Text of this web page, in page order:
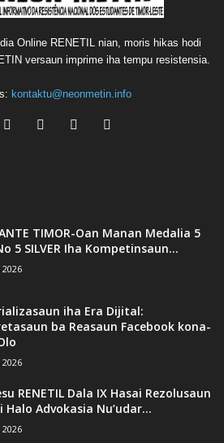
Online RENETIL nian, moris hikas hodi
versaun imprime iha tempu resistensia.
kontaktu@neonmetin.info
TIMOR-Oan Manan Medalia 5
5 SILVER Iha Kompetinsaun...
iha Era Dijital:
ba Reasaun Facebook kona-
RENETIL Dala IX Hasai Rezolusaun
Halo Advokasia Nu’udar...